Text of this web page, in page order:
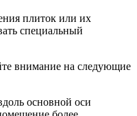
плиток или их
специальный
внимание на следующие
основной оси